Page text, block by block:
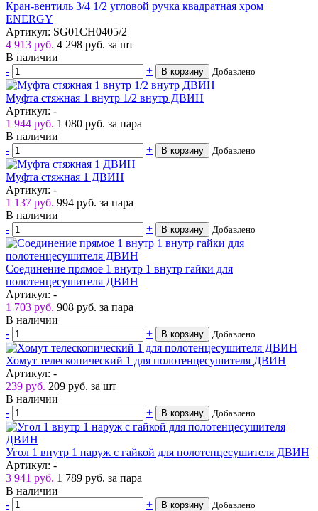
Кран-вентиль 3/4 1/2 угловой ручка квадратная хром
ENERGY
Артикул: SG01CH0405/2
4 913 руб. 4 298 руб. за шт
В наличии
-
+ В корзину Добавлено
Муфта стяжная 1 внутр 1/2 внутр ДВИН
Артикул: -
1 944 руб. 1 080 руб. за пара
В наличии
-
+ В корзину Добавлено
Муфта стяжная 1 ДВИН
Артикул: -
1 137 руб. 994 руб. за пара
В наличии
-
+ В корзину Добавлено
Соединение прямое 1 внутр 1 внутр гайки для
полотенцесушителя ДВИН
Артикул: -
1 703 руб. 908 руб. за пара
В наличии
-
+ В корзину Добавлено
Хомут телескопический 1 для полотенцесушителя ДВИН
Артикул: -
239 руб. 209 руб. за шт
В наличии
-
+ В корзину Добавлено
Угол 1 внутр 1 наруж с гайкой для полотенцесушителя ДВИН
Артикул: -
3 941 руб. 1 789 руб. за пара
В наличии
-
+ В корзину Добавлено